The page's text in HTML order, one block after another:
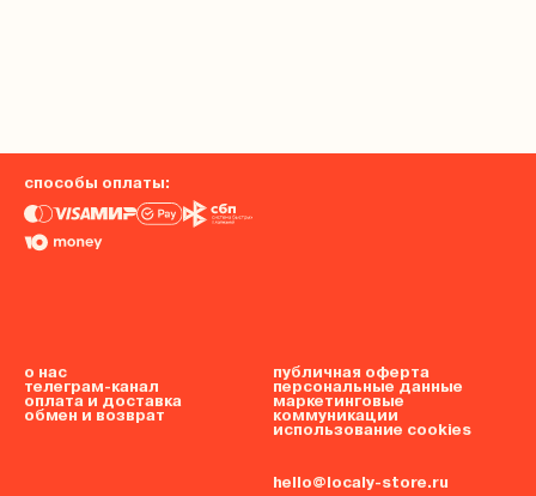
о нас
телеграм-канал
оплата и доставка
обмен и возврат
публичная оферта
персональные данные
маркетинговые
коммуникации
использование cookies
hello@localy-store.ru
способы оплаты: